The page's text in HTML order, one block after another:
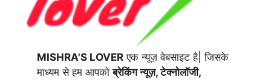
MISHRA'S LOVER एक न्यूज़ वेबसाइट है| जिसके
माध्यम से हम आपकोब्रेकिंग न्यूज़, टेक्नोलॉजी,